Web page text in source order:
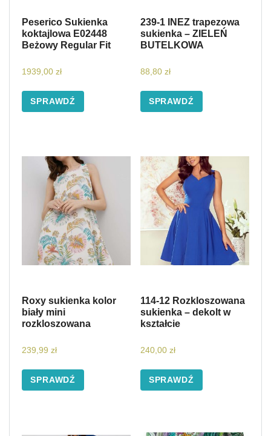
Peserico Sukienka
koktajlowa E02448
Beżowy Regular Fit
1939,00 zł
SPRAWDŹ
239-1 INEZ trapezowa
sukienka – ZIELEŃ
BUTELKOWA
88,80 zł
SPRAWDŹ
Roxy sukienka kolor
biały mini
rozkloszowana
239,99 zł
SPRAWDŹ
114-12 Rozkloszowana
sukienka – dekolt w
kształcie
240,00 zł
SPRAWDŹ